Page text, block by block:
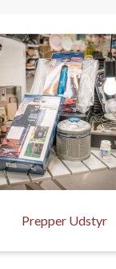
Prepper Udstyr